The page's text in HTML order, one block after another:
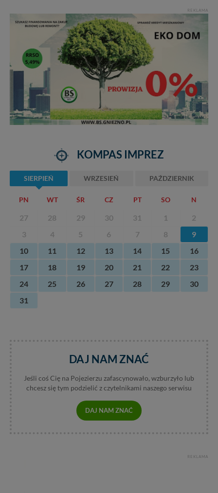
REKLAMA
KOMPAS IMPREZ
SIERPIEŃ WRZESIEŃ PAŹDZIERNIK
PN WT ŚR CZ PT SO N
27 28 29 30 31 1
2
3
4 5 6 7 8
9
10
11 12 13 14 15
16
17
18 19 20 21 22
23
24
25 26 27 28 29
30
31
DAJ NAM ZNAĆ
Jeśli coś Cię na Pojezierzu zafascynowało, wzburzyło lub
chcesz się tym podzielić z czytelnikami naszego serwisu
DAJ NAM ZNAĆ
REKLAMA